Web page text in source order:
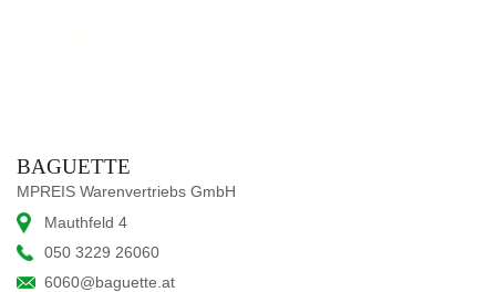
BAGUETTE
MPREIS Warenvertriebs GmbH
Mauthfeld 4
050 3229 26060
6060@baguette.at